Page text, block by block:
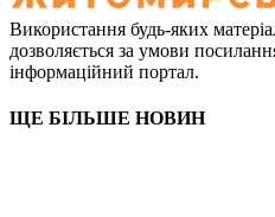
Використання будь-яких
дозволяється за умови
інформаційний портал.
ЩЕ БІЛЬШЕ НОВИН